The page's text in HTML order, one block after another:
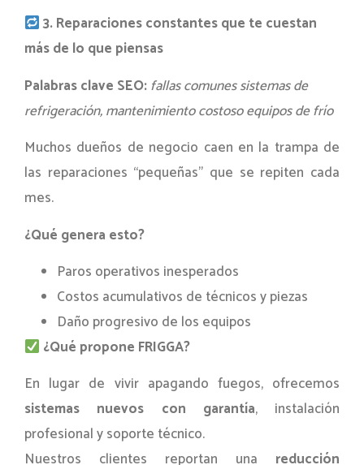
3. Reparaciones constantes que te cuestan
más de lo que piensas
Palabras clave SEO:fallas comunes sistemas de
refrigeración, mantenimiento costoso equipos de frío
Muchos dueños de negocio caen en la trampa de
las reparaciones “pequeñas” que se repiten cada
mes.
¿Qué genera esto?
Paros operativos inesperados
Costos acumulativos de técnicos y piezas
Daño progresivo de los equipos
¿Qué propone FRIGGA?
En lugar de vivir apagando fuegos, ofrecemos
sistemas nuevos con garantía, instalación
profesional y soporte técnico.
Nuestros clientes reportan una reducción